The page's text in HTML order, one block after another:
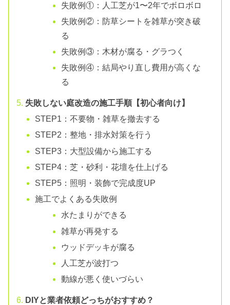
失敗例①：人工芝が1〜2年でボロボロ
失敗例②：防草シートを雑草が突き破
る
失敗例③：木材が腐る・グラつく
失敗例④：結局やり直し費用が高くな
る
失敗しない庭改造の施工手順【初心者向け】
STEP1：不要物・雑草を撤去する
STEP2：整地・排水対策を行う
STEP3：大型設備から施工する
STEP4：芝・砂利・花壇を仕上げる
STEP5：照明・装飾で完成度UP
施工でよくある失敗例
水たまりができる
雑草が再発する
ウッドデッキが腐る
人工芝が波打つ
動線が悪く使いづらい
DIYと業者依頼どっちがおすすめ？